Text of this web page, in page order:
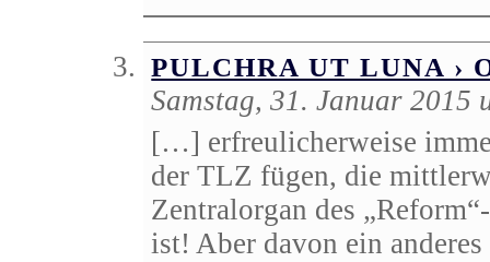
PULCHRA UT LUNA ›
Samstag, 31. Januar 2015
[…] erfreulicherweise
der TLZ fügen, die
Zentralorgan des
ist! Aber davon ein